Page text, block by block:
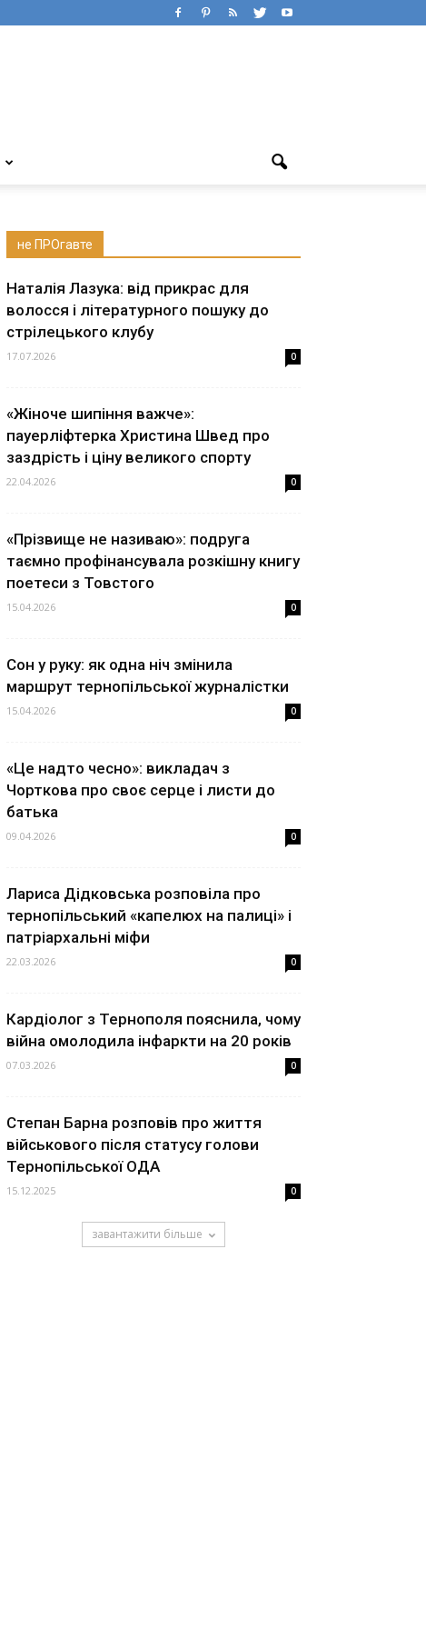
не ПРОгавте
Наталія Лазука: від прикрас для
волосся і літературного пошуку до
стрілецького клубу
17.07.2026 0
«Жіноче шипіння важче»:
пауерліфтерка Христина Швед про
заздрість і ціну великого спорту
22.04.2026 0
«Прізвище не називаю»: подруга
таємно профінансувала розкішну книгу
поетеси з Товстого
15.04.2026 0
Сон у руку: як одна ніч змінила
маршрут тернопільської журналістки
15.04.2026 0
«Це надто чесно»: викладач з
Чорткова про своє серце і листи до
батька
09.04.2026 0
Лариса Дідковська розповіла про
тернопільський «капелюх на палиці» і
патріархальні міфи
22.03.2026 0
Кардіолог з Тернополя пояснила, чому
війна омолодила інфаркти на 20 років
07.03.2026 0
Степан Барна розповів про життя
військового після статусу голови
Тернопільської ОДА
15.12.2025 0
завантажити більше